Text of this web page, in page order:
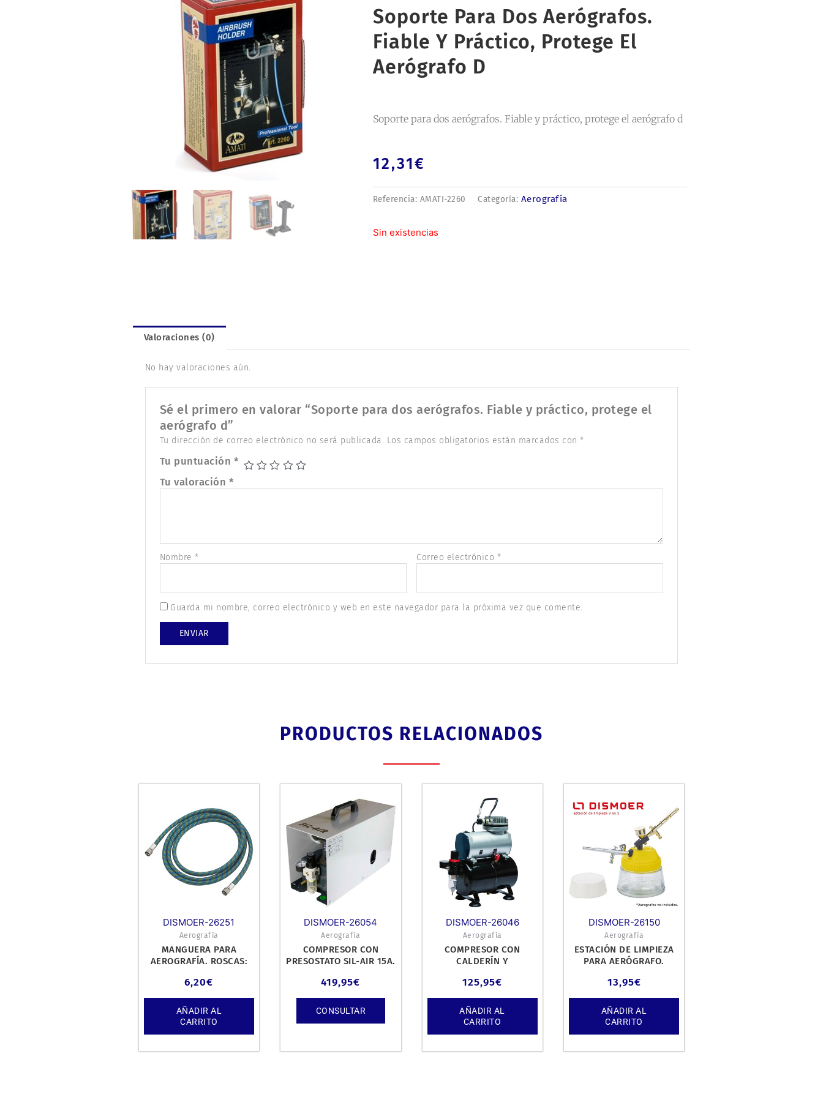
Soporte Para Dos Aerógrafos.
Fiable Y Práctico, Protege El
Aerógrafo D
Soporte para dos aerógrafos. Fiable y práctico, protege el aerógrafo d
12,31€
Referencia: AMATI-2260 Categoría: Aerografía
Sin existencias
Valoraciones (0)
No hay valoraciones aún.
Sé el primero en valorar “Soporte para dos aerógrafos. Fiable y práctico, protege el
aerógrafo d”
Tu dirección de correo electrónico no será publicada. Los campos obligatorios están marcados con*
Tu puntuación *
Tu valoración *
Nombre* Correo electrónico *
Guarda mi nombre, correo electrónico y web en este navegador para la próxima vez que comente.
PRODUCTOS RELACIONADOS
DISMOER-26251
Aerografía
MANGUERA PARA
AEROGRAFÍA. ROSCAS:
6,20€
AÑADIR AL
CARRITO
DISMOER-26054
Aerografía
COMPRESOR CON
PRESOSTATO SIL-AIR 15A.
419,95€
CONSULTAR
DISMOER-26046
Aerografía
COMPRESOR CON
CALDERÍN Y
125,95€
AÑADIR AL
CARRITO
DISMOER-26150
Aerografía
ESTACIÓN DE LIMPIEZA
PARA AERÓGRAFO.
13,95€
AÑADIR AL
CARRITO